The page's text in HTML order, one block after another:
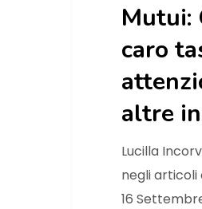
Mutui:
caro
altre
Lucilla
negli articoli
16